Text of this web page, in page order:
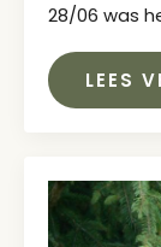
28/06 was
LEES